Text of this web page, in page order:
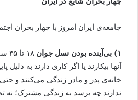
جامعه‌ی ایران امروز با چهار بحران
۱) بی‌آینده بودن نسل جوان
آنها بیکارند یا اگر کاری دارند به دلیل
خانه‌ی پدر و مادر زندگی می‌کنند و
ندارند چه برسد به زندگی مشترک؛ نه